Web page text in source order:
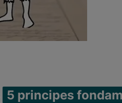
5 principes